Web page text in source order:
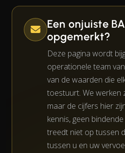
Een onjuiste
opgemerkt?
Deze pagina wordt
operationele team
van de waarden die
toestuurt. We werken
maar de cijfers hier
kennis, geen
treedt niet op tussen
tussen u en uw